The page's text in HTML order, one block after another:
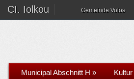
CI. Iolkou Gemeinde Volos
Municipal Abschnitt H » Kultur